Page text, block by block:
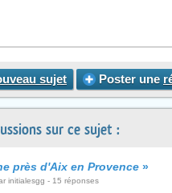
sujet Poster une
sur ce sujet :
près d'Aix en Provence »
initialesgg - 15 réponses